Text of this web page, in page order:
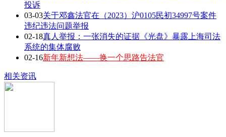
投诉
03-03关于邓鑫法官在（2023）沪0105民初34997号案件
违纪违法问题举报
02-18真人举报：一张消失的证据《光盘》暴露上海司法
系统的集体腐败
02-16新年新想法——换一个思路告法官
相关资讯